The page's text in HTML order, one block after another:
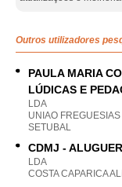
Outros utilizadores
PAULA MARIA
LÚDICAS E
LDA
UNIAO
SETUBAL
CDMJ -
LDA
COSTA CAPARICA